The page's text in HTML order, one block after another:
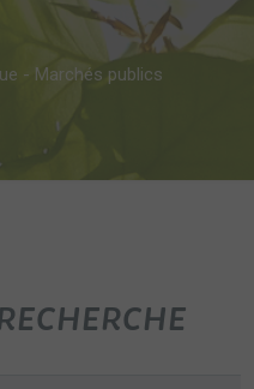
- Marchés publics